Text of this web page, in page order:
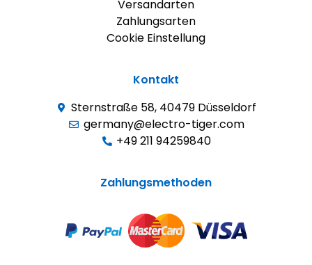
Versandarten
Zahlungsarten
Cookie Einstellung
Kontakt
Sternstraße 58, 40479 Düsseldorf
germany@electro-tiger.com
+49 211 94259840
Zahlungsmethoden